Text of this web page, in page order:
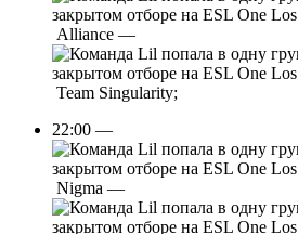
Alliance —
Team Singularity;
22:00 —
Nigma —